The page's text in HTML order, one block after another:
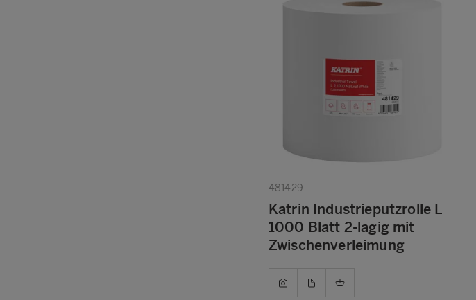
481429
Katrin Industrieputzrolle L
1000 Blatt 2-lagig mit
Zwischenverleimung